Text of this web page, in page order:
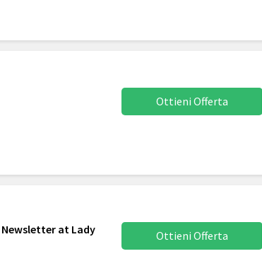
Ottieni Offerta
at Lady
Ottieni Offerta